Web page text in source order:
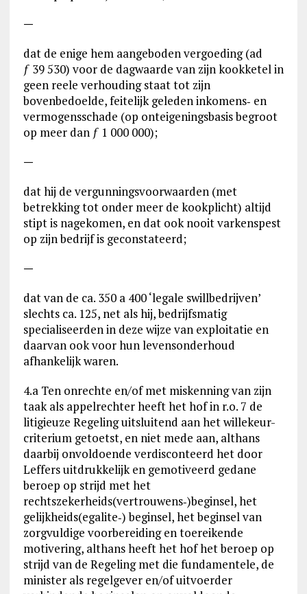
—
dat de enige hem aangeboden vergoeding (ad
ƒ 39 530) voor de dagwaarde van zijn kookketel in
geen reele verhouding staat tot zijn
bovenbedoelde, feitelijk geleden inkomens‑ en
vermogensschade (op onteigeningsbasis begroot
op meer dan ƒ 1 000 000);
—
dat hij de vergunningsvoorwaarden (met
betrekking tot onder meer de kookplicht) altijd
stipt is nagekomen, en dat ook nooit varkenspest
op zijn bedrijf is geconstateerd;
—
dat van de ca. 350 a 400 ‘legale swillbedrijven’
slechts ca. 125, net als hij, bedrijfsmatig
specialiseerden in deze wijze van exploitatie en
daarvan ook voor hun levensonderhoud
afhankelijk waren.
4.a Ten onrechte en/of met miskenning van zijn
taak als appelrechter heeft het hof in r.o. 7 de
litigieuze Regeling uitsluitend aan het willekeur-
criterium getoetst, en niet mede aan, althans
daarbij onvoldoende verdisconteerd het door
Leffers uitdrukkelijk en gemotiveerd gedane
beroep op strijd met het
rechtszekerheids(vertrouwens‑)beginsel, het
gelijkheids(egalite‑) beginsel, het beginsel van
zorgvuldige voorbereiding en toereikende
motivering, althans heeft het hof het beroep op
strijd van de Regeling met die fundamentele, de
minister als regelgever en/of uitvoerder